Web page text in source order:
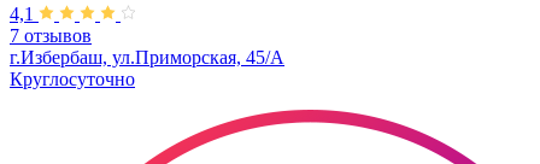
4,1
7 отзывов
г.Избербаш, ул.Приморская, 45/А
Круглосуточно